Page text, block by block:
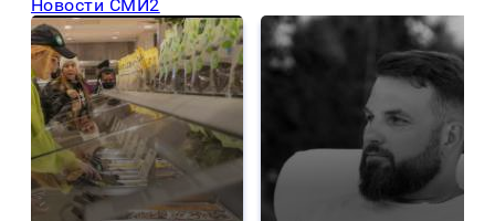
Новости СМИ2